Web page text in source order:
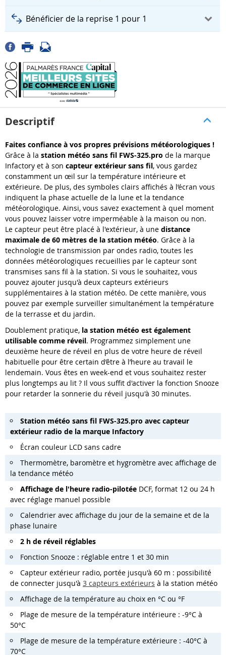
Bénéficier de la reprise 1 pour 1
Descriptif
Faites confiance à vos propres prévisions météorologiques !
Grâce à la station météo sans fil FWS-325.pro de la marque
Infactory et à son capteur extérieur sans fil, vous gardez
constamment un œil sur la température intérieure et
extérieure. De plus, des symboles clairs affichés à l’écran vous
indiquent la phase actuelle de la lune et la tendance
météorologique. Ainsi, vous savez exactement à quel moment
vous pouvez laisser votre imperméable à la maison ou non.
Le capteur peut être placé à l'extérieur, à une distance
maximale de 60 mètres de la station météo. Grâce à la
technologie de transmission par ondes radio, toutes les
données météorologiques recueillies par le capteur sont
transmises sans fil à la station. Si vous le souhaitez, vous
pouvez ajouter jusqu'à deux capteurs extérieurs
supplémentaires à la station météo. De cette manière, vous
pouvez par exemple surveiller simultanément la température
de la terrasse et du jardin.
Doublement pratique, la station météo est également
utilisable comme réveil. Programmez simplement une
deuxième heure de réveil en plus de votre heure de réveil
habituelle pour être certain d’être à l’heure au travail le
lendemain. Vous êtes en week-end et vous souhaitez rester
plus longtemps au lit ? Il vous suffit d'activer la fonction Snooze
pour retarder la sonnerie du réveil jusqu'à 30 minutes.
Station météo sans fil FWS-325.pro avec capteur
extérieur radio de la marque Infactory
Écran couleur LCD sans cadre
Thermomètre, baromètre et hygromètre avec affichage de
la tendance météo
Affichage de l'heure radio-pilotée DCF, format 12 ou 24 h
avec réglage manuel possible
Calendrier avec affichage du jour de la semaine et de la
phase lunaire
2 h de réveil réglables
Fonction Snooze : réglable entre 1 et 30 min
Capteur extérieur radio, portée jusqu'à 60 m : possibilité
de connecter jusqu'à 3 capteurs extérieurs à la station météo
Affichage de la température au choix en °C ou °F
Plage de mesure de la température intérieure : -9°C à
50°C
Plage de mesure de la température extérieure : -40°C à
70°C